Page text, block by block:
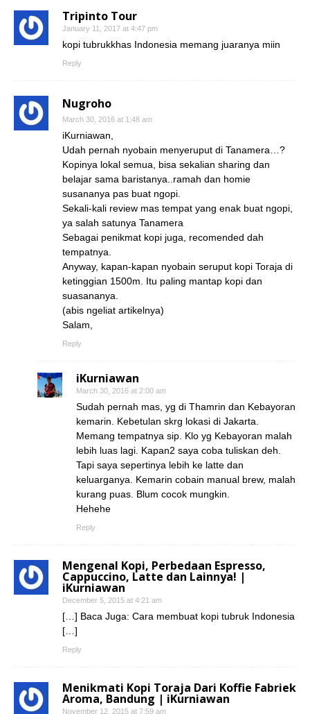
Tripinto Tour
January 11, 2017 at 4:47 pm
kopi tubrukkhas Indonesia memang juaranya miin
Reply
Nugroho
March 30, 2016 at 1:48 am
iKurniawan,
Udah pernah nyobain menyeruput di Tanamera…?
Kopinya lokal semua, bisa sekalian sharing dan
belajar sama baristanya..ramah dan homie
susananya pas buat ngopi.
Sekali-kali review mas tempat yang enak buat ngopi,
ya salah satunya Tanamera
Sebagai penikmat kopi juga, recomended dah
tempatnya.
Anyway, kapan-kapan nyobain seruput kopi Toraja di
ketinggian 1500m. Itu paling mantap kopi dan
suasananya.
(abis ngeliat artikelnya)
Salam,
Reply
iKurniawan
March 30, 2016 at 2:00 am
Sudah pernah mas, yg di Thamrin dan Kebayoran
kemarin. Kebetulan skrg lokasi di Jakarta.
Memang tempatnya sip. Klo yg Kebayoran malah
lebih luas lagi. Kapan2 saya coba tuliskan deh.
Tapi saya sepertinya lebih ke latte dan
keluarganya. Kemarin cobain manual brew, malah
kurang puas. Blum cocok mungkin.
Hehehe
Reply
Mengenal Kopi, Perbedaan Espresso,
Cappuccino, Latte dan Lainnya! |
iKurniawan
December 5, 2015 at 4:21 am
[…] Baca Juga: Cara membuat kopi tubruk Indonesia
[…]
Reply
Menikmati Kopi Toraja Dari Koffie Fabriek
Aroma, Bandung | iKurniawan
November 12, 2015 at 7:59 am